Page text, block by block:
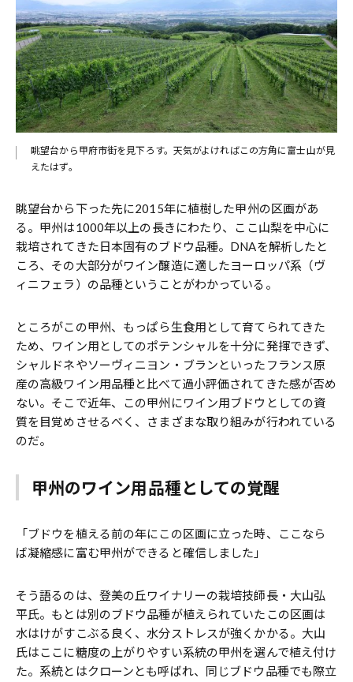
眺望台から甲府市街を見下ろす。天気がよければこの方角に富士山が見
えたはず。
眺望台から下った先に2015年に植樹した甲州の区画があ
る。甲州は1000年以上の長きにわたり、ここ山梨を中心に
栽培されてきた日本固有のブドウ品種。DNAを解析したと
ころ、その大部分がワイン醸造に適したヨーロッパ系（ヴ
ィニフェラ）の品種ということがわかっている。
ところがこの甲州、もっぱら生食用として育てられてきた
ため、ワイン用としてのポテンシャルを十分に発揮できず、
シャルドネやソーヴィニヨン・ブランといったフランス原
産の高級ワイン用品種と比べて過小評価されてきた感が否め
ない。そこで近年、この甲州にワイン用ブドウとしての資
質を目覚めさせるべく、さまざまな取り組みが行われている
のだ。
甲州のワイン用品種としての覚醒
「ブドウを植える前の年にこの区画に立った時、ここなら
ば凝縮感に富む甲州ができると確信しました」
そう語るのは、登美の丘ワイナリーの栽培技師長・大山弘
平氏。もとは別のブドウ品種が植えられていたこの区画は
水はけがすこぶる良く、水分ストレスが強くかかる。大山
氏はここに糖度の上がりやすい系統の甲州を選んで植え付け
た。系統とはクローンとも呼ばれ、同じブドウ品種でも際立